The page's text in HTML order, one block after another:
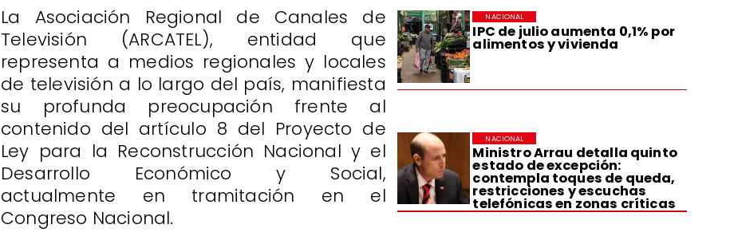
IPC de julio aumenta 0,1% por
alimentos y vivienda
NACIONAL
Ministro Arrau detalla quinto
estado de excepción:
contempla toques de queda,
restricciones y escuchas
telefónicas en zonas críticas
NACIONAL
La Asociación Regional de Canales de
Televisión (ARCATEL), entidad que
representa a medios regionales y locales
de televisión a lo largo del país, manifiesta
su profunda preocupación frente al
contenido del artículo 8 del Proyecto de
Ley para la Reconstrucción Nacional y el
Desarrollo Económico y Social,
actualmente en tramitación en el
Congreso Nacional.